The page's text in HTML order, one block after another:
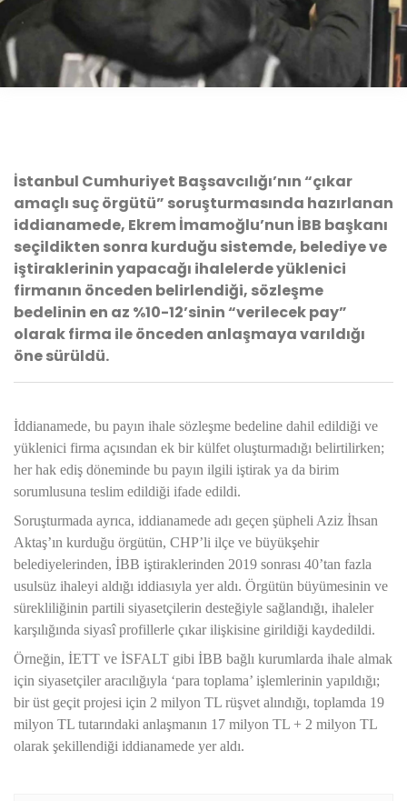
İstanbul Cumhuriyet Başsavcılığı’nın “çıkar
amaçlı suç örgütü” soruşturmasında hazırlanan
iddianamede, Ekrem İmamoğlu’nun İBB başkanı
seçildikten sonra kurduğu sistemde, belediye ve
iştiraklerinin yapacağı ihalelerde yüklenici
firmanın önceden belirlendiği, sözleşme
bedelinin en az %10-12’sinin “verilecek pay”
olarak firma ile önceden anlaşmaya varıldığı
öne sürüldü.
İddianamede, bu payın ihale sözleşme bedeline dahil edildiği ve
yüklenici firma açısından ek bir külfet oluşturmadığı belirtilirken;
her hak ediş döneminde bu payın ilgili iştirak ya da birim
sorumlusuna teslim edildiği ifade edildi.
Soruşturmada ayrıca, iddianamede adı geçen şüpheli Aziz İhsan
Aktaş’ın kurduğu örgütün, CHP’li ilçe ve büyükşehir
belediyelerinden, İBB iştiraklerinden 2019 sonrası 40’tan fazla
usulsüz ihaleyi aldığı iddiasıyla yer aldı. Örgütün büyümesinin ve
sürekliliğinin partili siyasetçilerin desteğiyle sağlandığı, ihaleler
karşılığında siyasî profillerle çıkar ilişkisine girildiği kaydedildi.
Örneğin, İETT ve İS­FALT gibi İBB bağlı kurumlarda ihale almak
için siyasetçiler aracılığıyla ‘para toplama’ işlemlerinin yapıldığı;
bir üst geçit projesi için 2 milyon TL rüşvet alındığı, toplamda 19
milyon TL tutarındaki anlaşmanın 17 milyon TL + 2 milyon TL
olarak şekillendiği iddianamede yer aldı.